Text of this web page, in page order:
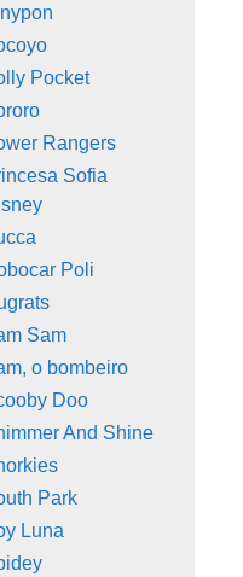
Pocket
Rangers
Sofia
Poli
Sam
o bombeiro
Doo
And Shine
Park
Luna